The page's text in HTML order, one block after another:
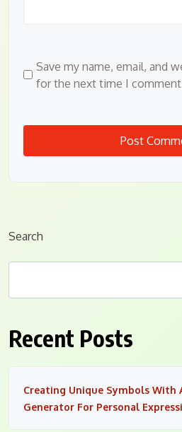
Save my name, email, and
for the next time I
Search
Recent Posts
Creating Unique Symbols With
Generator For Personal